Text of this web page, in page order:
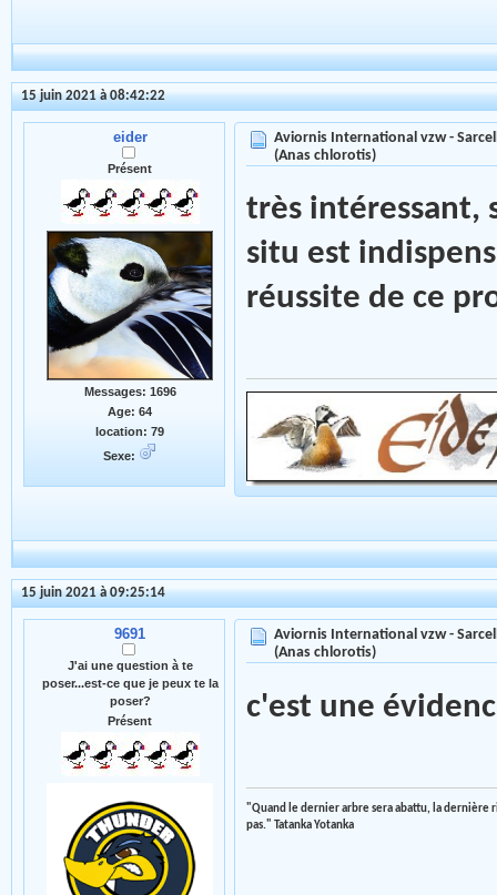
15 juin 2021 à 08:42:22
eider
Présent
Messages: 1696
Age: 64
location: 79
Sexe:
Aviornis International vzw -
(Anas chlorotis)
très intéressant,
situ est
réussite de ce
15 juin 2021 à 09:25:14
9691
J'ai une question à te
poser...est-ce que je peux te la
poser?
Présent
Aviornis International vzw -
(Anas chlorotis)
c'est une
"Quand le dernier arbre sera abattu, la dernière
pas." Tatanka Yotanka